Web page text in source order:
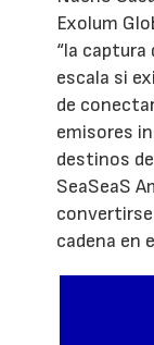
Exolum
“la captura
escala si
de
emisores
destinos
SeaSeaS
convertirse
cadena en